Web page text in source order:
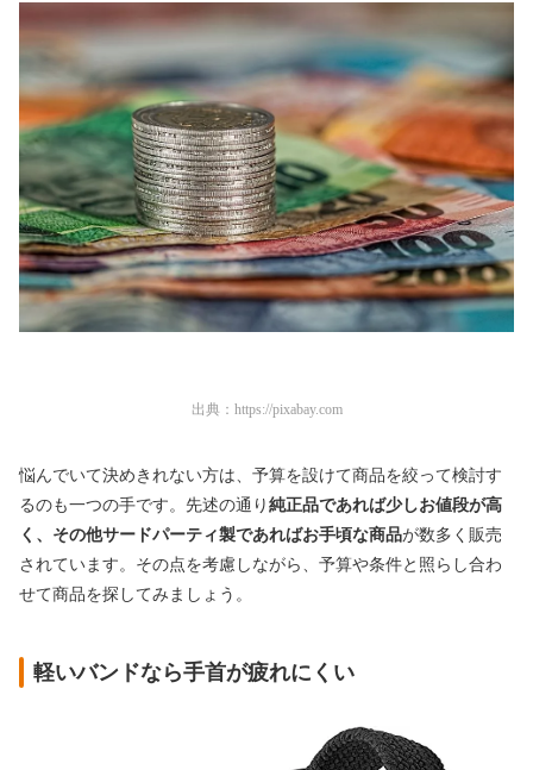
出典： https://pixabay.com
悩んでいて決めきれない方は、予算を設けて商品を絞って検討す
るのも一つの手です。先述の通り 純正品であれば少しお値段が高
く、その他サードパーティ製であればお手頃な商品が数多く販売
されています。その点を考慮しながら、予算や条件と照らし合わ
せて商品を探してみましょう。
軽いバンドなら手首が疲れにくい